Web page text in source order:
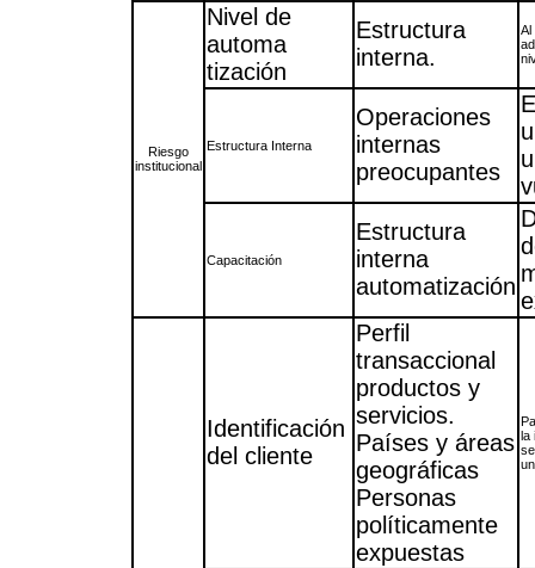
Riesgo
institucional
Nivel de
automa
tización
Estructura
interna.
Al
Estructura Interna
Operaciones
internas
preocupantes
Capacitación
Estructura
interna
automatización
Identificación
del cliente
Perfil
transaccional
productos y
servicios.
Países y áreas
geográficas
Personas
políticamente
expuestas